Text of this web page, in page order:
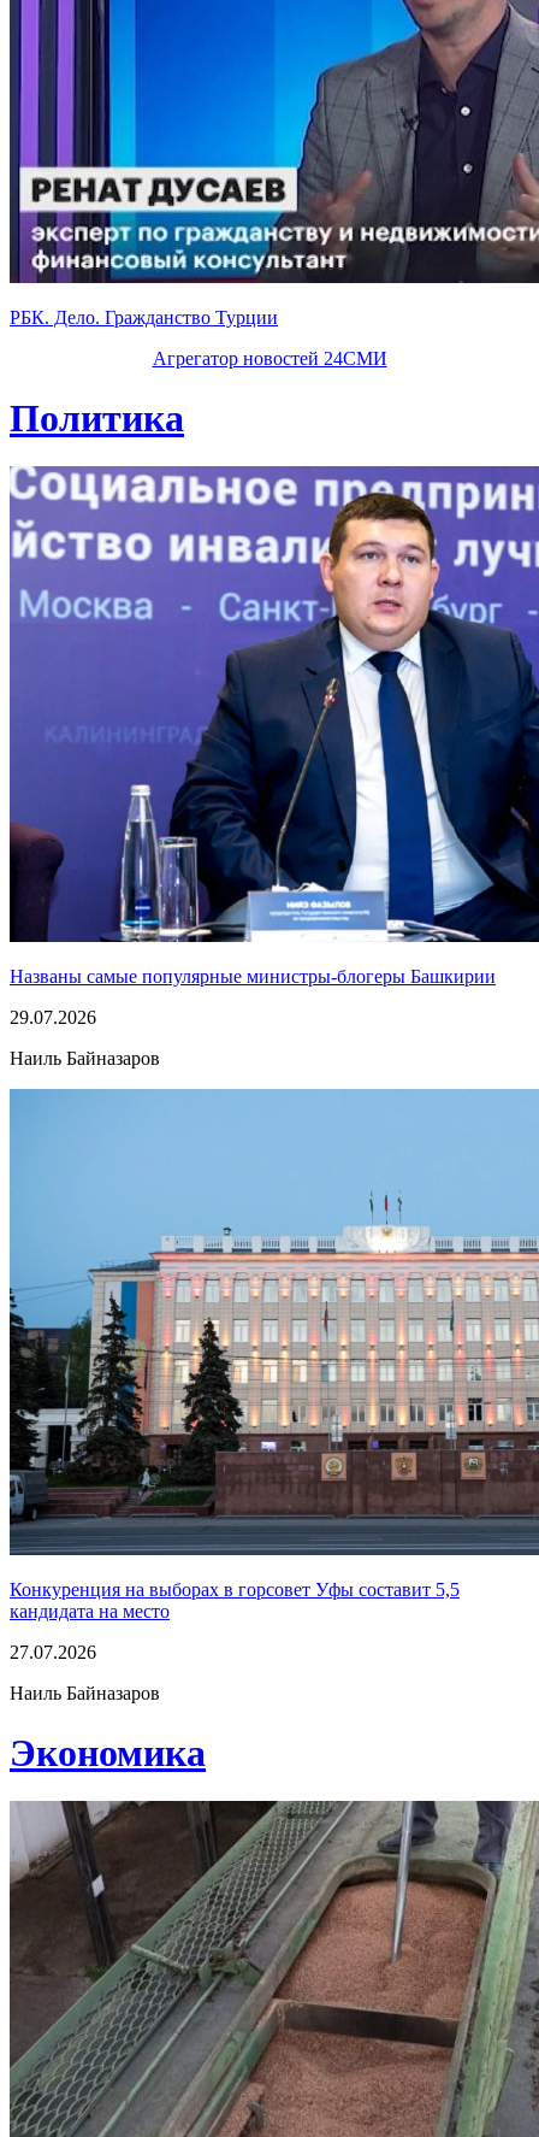
РБК. Дело. Гражданство Турции
Агрегатор новостей 24СМИ
Политика
Названы самые популярные министры-блогеры Башкирии
29.07.2026
Наиль Байназаров
Конкуренция на выборах в горсовет Уфы составит 5,5
кандидата на место
27.07.2026
Наиль Байназаров
Экономика